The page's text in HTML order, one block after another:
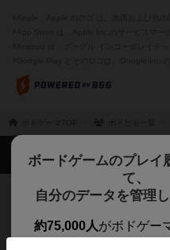
ボードゲームのプレイ
て、
自分のデータを管理
約75,000人がボドゲー
ボドゲーマTOP
ボードゲームを検索する
ボードゲームの新着レ